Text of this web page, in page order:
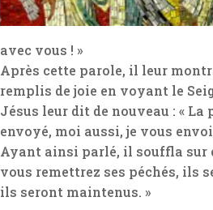
avec vous ! »
Après cette parole, il leur
remplis de joie en voyant le
Jésus leur dit de nouveau : « La
envoyé, moi aussi, je vous
Ayant ainsi parlé, il souffla sur
vous remettrez ses péchés, ils
ils seront maintenus. »